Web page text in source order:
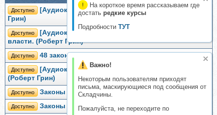
На короткое время рассказываем где
достать редкие курсы
Подробности ТУТ
Важно!
Некоторым пользователям приходят
письма, маскирующиеся под сообщения от
Складчины.
Пожалуйста, не переходите по
Доступно
[Аудиокнига] 48 законов власти. 1-48 (Роберт
Грин)
Доступно
[Аудиокнига] Ключевые идеи книги: 48 законов
власти. (Роберт Грин)
Доступно 48 законов власти и обольщения (Роберт Грин)
Доступно
[Аудиокнига] Законы жизни на каждый день
(Роберт Грин)
Доступно Законы человеческой природы (Роберт Грин)
Доступно Законы жизни на каждый день (Роберт Грин)